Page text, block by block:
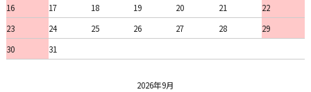
16
17 18 19 20 21
22
23
24 25 26 27 28
29
30
31
2026年9月